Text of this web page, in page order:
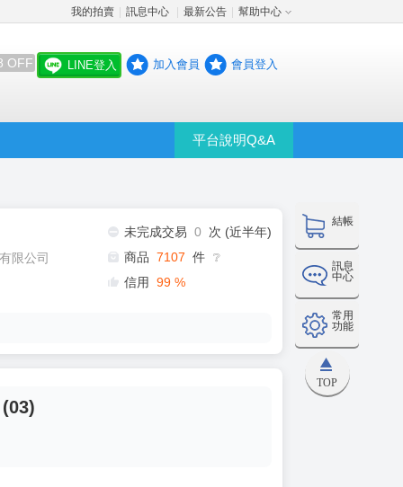
我的拍賣 訊息中心 最新公告 幫助中心
OFF LINE登入 加入會員 會員登入
平台說明Q&A
結帳
訊息
中心
常用
功能
TOP
限公司
未完成交易 0
次 (近半年)
商品 7107 件 ❔
信用 99 %